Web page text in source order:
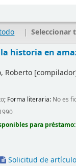
| Seleccionar
historia en
Roberto
; Forma literaria: No es
para préstamo:
Solicitud de artículo